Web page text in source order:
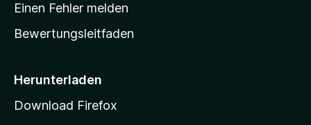
s
i
e
Einen Fehler melden
Bewertungsleitfaden
Herunterladen
Download Firefox